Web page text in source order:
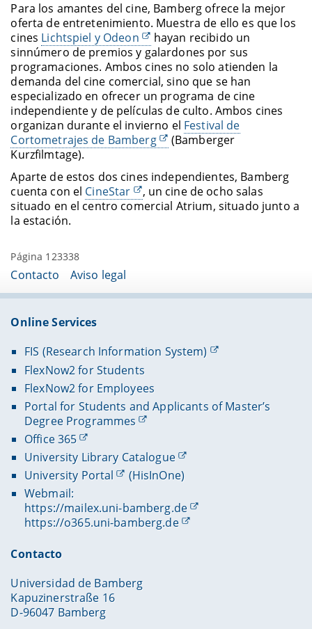
Para los amantes del cine, Bamberg ofrece la mejor
oferta de entretenimiento. Muestra de ello es que los
cines Lichtspiel y Odeon
hayan recibido un
sinnúmero de premios y galardones por sus
programaciones. Ambos cines no solo atienden la
demanda del cine comercial, sino que se han
especializado en ofrecer un programa de cine
independiente y de películas de culto. Ambos cines
organizan durante el invierno el Festival de
Cortometrajes de Bamberg
(Bamberger
Kurzfilmtage).
Aparte de estos dos cines independientes, Bamberg
cuenta con el CineStar
, un cine de ocho salas
situado en el centro comercial Atrium, situado junto a
la estación.
Página 123338
Contacto Aviso legal
Online Services
FIS (Research Information System)
FlexNow2 for Students
FlexNow2 for Employees
Portal for Students and Applicants of Master’s
Degree Programmes
Office 365
University Library Catalogue
University Portal
(HisInOne)
Webmail:
https://mailex.uni-bamberg.de
https://o365.uni-bamberg.de
Contacto
Universidad de Bamberg
Kapuzinerstraße 16
D-96047 Bamberg